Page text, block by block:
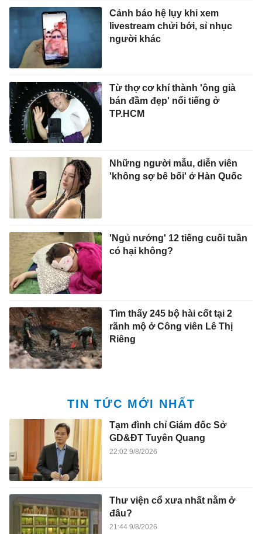
Cảnh báo hệ lụy khi xem
livestream chửi bới, sỉ nhục
người khác
Từ thợ cơ khí thành 'ông già
bán đầm đẹp' nổi tiếng ở
TP.HCM
Những người mẫu, diễn viên
'không sợ bê bối' ở Hàn Quốc
'Ngủ nướng' 12 tiếng cuối tuần
có hại không?
Tìm thấy 245 bộ hài cốt tại 2
rãnh mộ ở Công viên Lê Thị
Riêng
TIN TỨC MỚI NHẤT
Tạm đình chỉ Giám đốc Sở
GD&ĐT Tuyên Quang
22:02 9/8/2026
Thư viện cổ xưa nhất nằm ở
đâu?
21:44 9/8/2026